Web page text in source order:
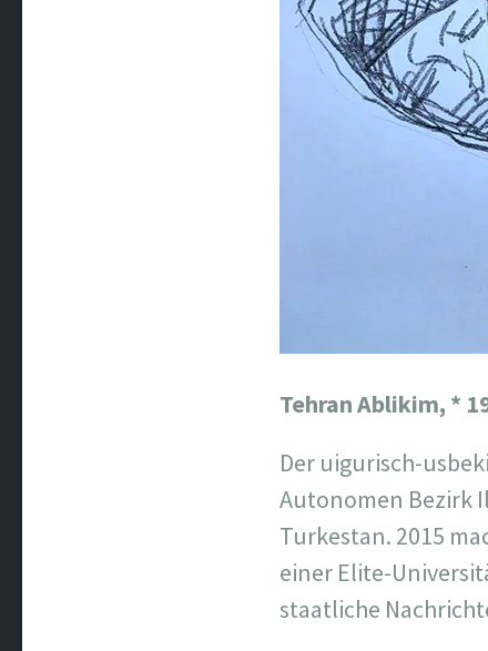
Tehran Ablikim, *
Der uigurisch-
Autonomen Bezirk
Turkestan. 2015
einer Elite-
staatliche